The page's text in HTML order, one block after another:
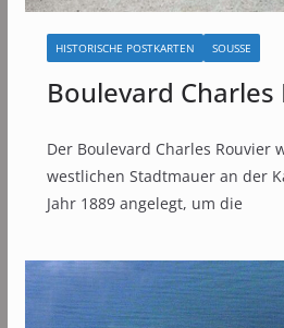
HISTORISCHE POSTKARTEN SOUSSE
Boulevard Charles
Der Boulevard Charles Rouvier
westlichen Stadtmauer an der
Jahr 1889 angelegt, um die